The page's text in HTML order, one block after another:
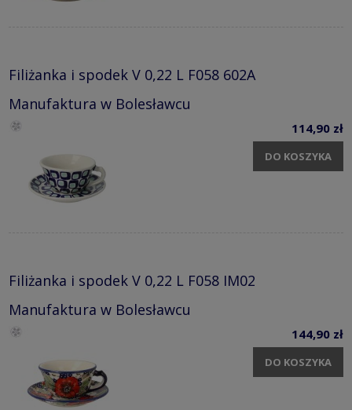
Filiżanka i spodek V 0,22 L F058 602A
Manufaktura w Bolesławcu
114,90 zł
DO KOSZYKA
Filiżanka i spodek V 0,22 L F058 IM02
Manufaktura w Bolesławcu
144,90 zł
DO KOSZYKA